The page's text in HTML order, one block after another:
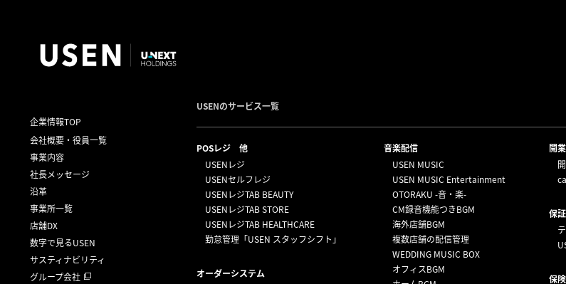
企業情報TOP
会社概要・役員一覧
事業内容
社長メッセージ
沿革
事業所一覧
店舗DX
数字で見るUSEN
サスティナビリティ
グループ会社
USENのサービス一覧
POSレジ 他
USENレジ
USENセルフレジ
USENレジTAB BEAUTY
USENレジTAB STORE
USENレジTAB HEALTHCARE
勤怠管理「USEN スタッフシフト」
オーダーシステム
⁩音楽配信
USEN MUSIC
USEN MUSIC Entertainment
OTORAKU -音・楽-
CM録音機能つきBGM
海外店舗BGM
複数店舗の配信管理
WEDDING MUSIC BOX
オフィスBGM
開
保証
保険